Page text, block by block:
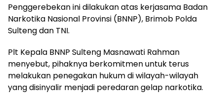
Penggerebekan ini dilakukan atas kerjasama Badan
Narkotika Nasional Provinsi (BNNP), Brimob Polda
Sulteng dan TNI.
Plt Kepala BNNP Sulteng Masnawati Rahman
menyebut, pihaknya berkomitmen untuk terus
melakukan penegakan hukum di wilayah-wilayah
yang disinyalir menjadi peredaran gelap narkotika.